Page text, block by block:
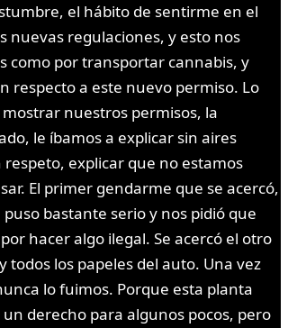
el hábito de sentirme en el
nuevas regulaciones, y esto nos
como por transportar cannabis, y
respecto a este nuevo permiso. Lo
nuestros permisos, la
le íbamos a explicar sin aires
explicar que no estamos
El primer gendarme que se acercó,
bastante serio y nos pidió que
hacer algo ilegal. Se acercó el otro
los papeles del auto. Una vez
lo fuimos. Porque esta planta
derecho para algunos pocos, pero